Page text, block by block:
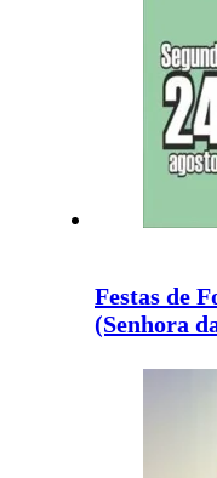
Festas de
(Senhora